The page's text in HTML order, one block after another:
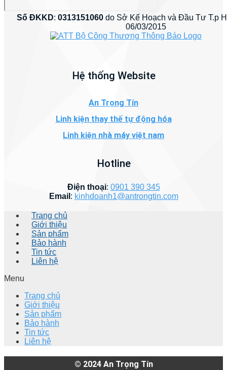
Số ĐKKD:0313151060 do Sở Kế Hoạch và Đầu Tư T.p
06/03/2015
Hệ thống Website
An Trọng Tín
Linh kiện thay thế tự động hóa
Linh kiện nhà máy việt nam
Hotline
Điện thoại: 0901 390 345
Email : kinhdoanh1@antrongtin.com
Trang chủ
Giới thiệu
Sản phẩm
Bảo hành
Tin tức
Liên hệ
Menu
Trang chủ
Giới thiệu
Sản phẩm
Bảo hành
Tin tức
Liên hệ
© 2024 An Trọng Tín